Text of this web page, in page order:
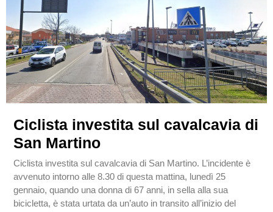
Ciclista investita sul cavalcavia di
San Martino
Ciclista investita sul cavalcavia di San Martino. L’incidente è
avvenuto intorno alle 8.30 di questa mattina, lunedì 25
gennaio, quando una donna di 67 anni, in sella alla sua
bicicletta, è stata urtata da un’auto in transito all’inizio del